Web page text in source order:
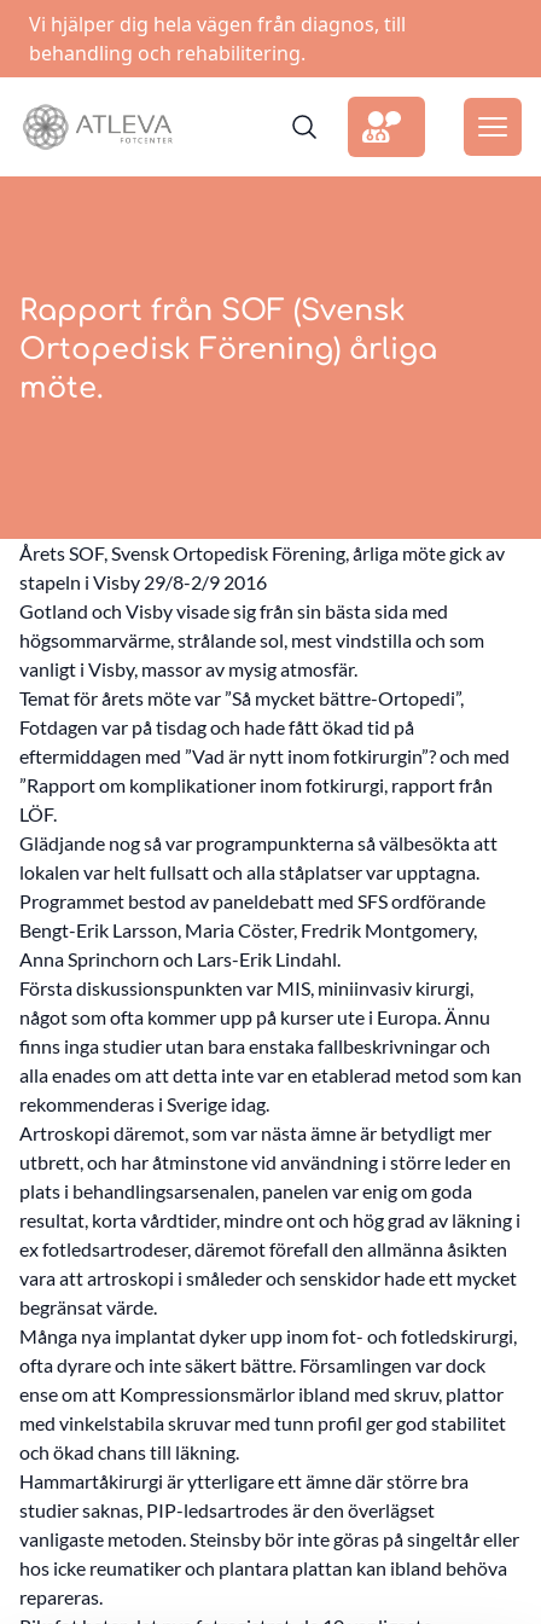
Vi hjälper dig hela vägen från diagnos, till
behandling och rehabilitering.
Rapport från SOF (Svensk
Ortopedisk Förening) årliga
möte.
Årets SOF, Svensk Ortopedisk Förening, årliga möte gick av
stapeln i Visby 29/8-2/9 2016
Gotland och Visby visade sig från sin bästa sida med
högsommarvärme, strålande sol, mest vindstilla och som
vanligt i Visby, massor av mysig atmosfär.
Temat för årets möte var ”Så mycket bättre-Ortopedi”,
Fotdagen var på tisdag och hade fått ökad tid på
eftermiddagen med ”Vad är nytt inom fotkirurgin”? och med
”Rapport om komplikationer inom fotkirurgi, rapport från
LÖF.
Glädjande nog så var programpunkterna så välbesökta att
lokalen var helt fullsatt och alla ståplatser var upptagna.
Programmet bestod av paneldebatt med SFS ordförande
Bengt-Erik Larsson, Maria Cöster, Fredrik Montgomery,
Anna Sprinchorn och Lars-Erik Lindahl.
Första diskussionspunkten var MIS, miniinvasiv kirurgi,
något som ofta kommer upp på kurser ute i Europa. Ännu
finns inga studier utan bara enstaka fallbeskrivningar och
alla enades om att detta inte var en etablerad metod som kan
rekommenderas i Sverige idag.
Artroskopi däremot, som var nästa ämne är betydligt mer
utbrett, och har åtminstone vid användning i större leder en
plats i behandlingsarsenalen, panelen var enig om goda
resultat, korta vårdtider, mindre ont och hög grad av läkning i
ex fotledsartrodeser, däremot förefall den allmänna åsikten
vara att artroskopi i småleder och senskidor hade ett mycket
begränsat värde.
Många nya implantat dyker upp inom fot- och fotledskirurgi,
ofta dyrare och inte säkert bättre. Församlingen var dock
ense om att Kompressionsmärlor ibland med skruv, plattor
med vinkelstabila skruvar med tunn profil ger god stabilitet
och ökad chans till läkning.
Hammartåkirurgi är ytterligare ett ämne där större bra
studier saknas, PIP-ledsartrodes är den överlägset
vanligaste metoden. Steinsby bör inte göras på singeltår eller
hos icke reumatiker och plantara plattan kan ibland behöva
repareras.